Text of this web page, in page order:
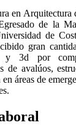
en Arquitectura
de la
de
gran
3d por
de avalúos,
áreas de